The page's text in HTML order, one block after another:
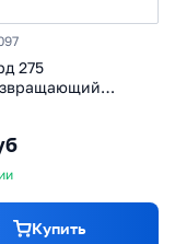
275
Купить